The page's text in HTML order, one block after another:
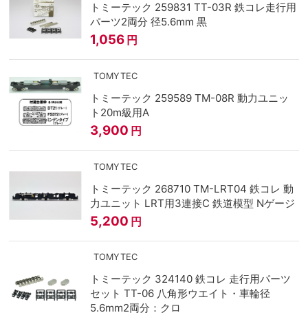
トミーテック 259831 TT-03R 鉄コレ走行用
パーツ2両分 径5.6mm 黒
1,056 円
TOMYTEC
トミーテック 259589 TM-08R 動力ユニッ
ト20m級用A
3,900 円
TOMYTEC
トミーテック 268710 TM-LRT04 鉄コレ 動
力ユニット LRT用3連接C 鉄道模型 Nゲージ
5,200 円
TOMYTEC
トミーテック 324140 鉄コレ 走行用パーツ
セット TT-06 八角形ウエイト・車輪径
5.6mm2両分：クロ